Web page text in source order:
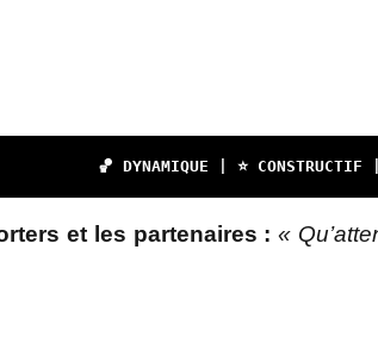
🏀 DYNAMIQUE | ⭐ CONSTRUCTIF
et les partenaires :«